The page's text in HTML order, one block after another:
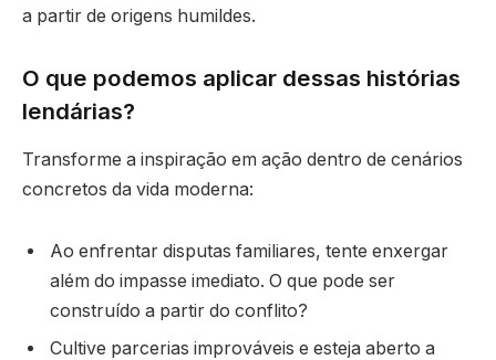
a partir de origens humildes.
O que podemos aplicar dessas histórias
lendárias?
Transforme a inspiração em ação dentro de cenários
concretos da vida moderna:
Ao enfrentar disputas familiares, tente enxergar
além do impasse imediato. O que pode ser
construído a partir do conflito?
Cultive parcerias improváveis e esteja aberto a